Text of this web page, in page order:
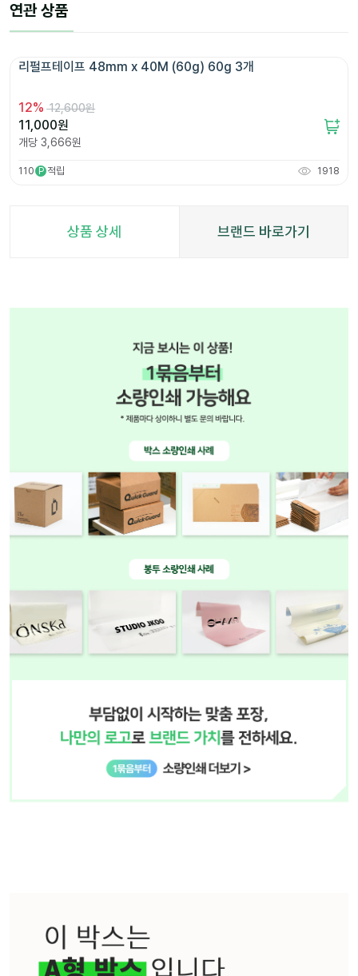
연관 상품
12% 12,600원
11,000원
개당 3,666원
110 P 적립 1918
상품 상세 브랜드 바로가기